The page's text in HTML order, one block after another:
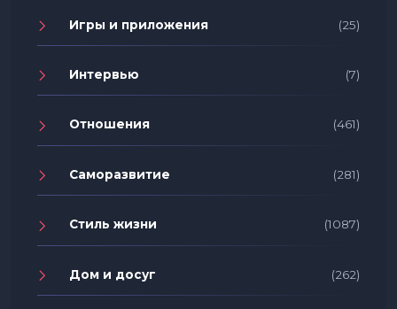
Игры и приложения (25)
Интервью (7)
Отношения (461)
Саморазвитие (281)
Стиль жизни (1087)
Дом и досуг (262)